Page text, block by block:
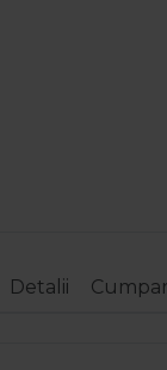
Detalii